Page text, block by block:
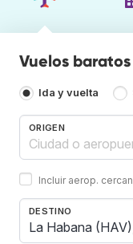
Vuelos
Ida y vuelta
ORIGEN
Incluir aerop.
DESTINO